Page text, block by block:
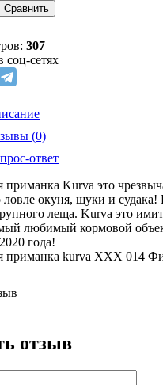
Сравнить
307
соц-сетях
(0)
ответ
приманка Kurva это
окуня, щуки и
леща. Kurva это
любимый кормовой
года!
приманка kurva XXX 014
отзыв